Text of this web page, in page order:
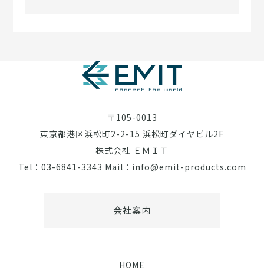
〒105-0013
東京都港区浜松町2-2-15 浜松町ダイヤビル2F
株式会社 ＥＭＩＴ
Tel：03-6841-3343 Mail：info@emit-products.com
会社案内
HOME